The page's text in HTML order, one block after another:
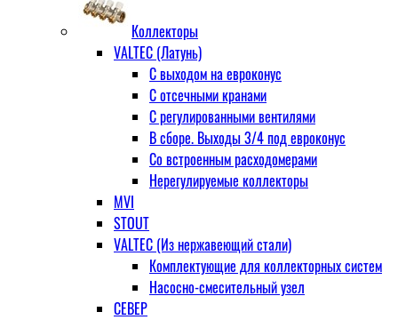
Коллекторы
VALTEC (Латунь)
С выходом на евроконус
С отсечными кранами
С регулированными вентилями
В сборе. Выходы 3/4 под евроконус
Со встроенным расходомерами
Нерегулируемые коллекторы
MVI
STOUT
VALTEC (Из нержавеющий стали)
Комплектующие для коллекторных систем
Насосно-смесительный узел
СЕВЕР